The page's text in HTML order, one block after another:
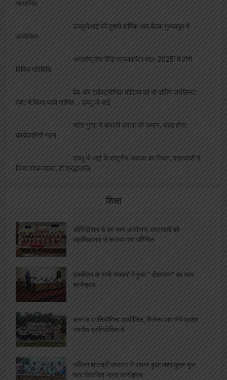
सम्मानित
डब्लूजेआई की दूसरी वार्षिक आम बैठक गुरुवायूर में
आयोजित
अन्तर्राष्ट्रीय हिंदी पत्रकारिता माह- 2025′ में होंगी
विविध गतिविधि
वेब और इलेक्ट्रोनिक मीडिया को भी वर्किंग जर्नलिस्ट
एक्ट में किया जाये शामिल :- डब्लू जे आई
महेश गुप्ता ने संभाली उपजा की कमान, जल्द होगा
कार्यकारिणी गठन
डब्लू जे आई के राष्ट्रीय अध्यक्ष का निधन, पत्रकारों ने
किया शोक व्यक्त, दी श्रद्धांजलि
शिक्षा
ओरिएंटेशन डे का भब्य आयोजन, छात्राओं को
महाविद्यालय से कराया गया परिचित
एलबीएस के सभी संकायों में हुआ ” दीक्षारम्भ” का भव्य
कार्यक्रम
शतरंज प्रतियोगिता आयोजित, विजेता भाग लेंगे प्रदेश
स्तरीय प्रतियोगिता में
ललिता शास्त्री सभागार में संपन्न हुआ नशा मुक्त युवा
फार विकसित भारत कार्यक्रम